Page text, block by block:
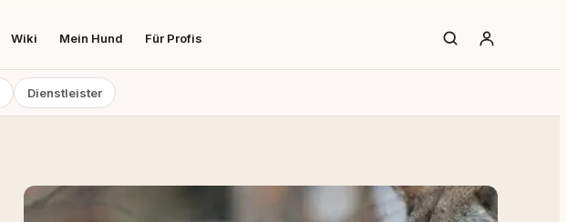
Wiki Mein Hund Für Profis
Dienstleister